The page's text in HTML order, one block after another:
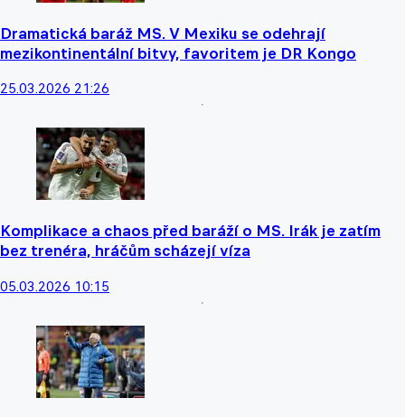
Dramatická baráž MS. V Mexiku se odehrají
mezikontinentální bitvy, favoritem je DR Kongo
25.03.2026 21:26
Komplikace a chaos před baráží o MS. Irák je zatím
bez trenéra, hráčům scházejí víza
05.03.2026 10:15